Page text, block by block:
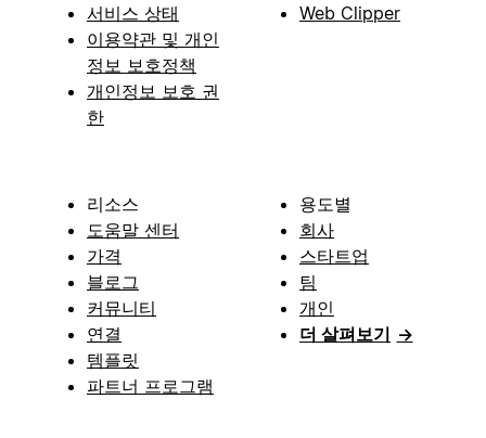
서비스 상태
이용약관 및 개인
정보 보호정책
개인정보 보호 권
한
Web Clipper
리소스
도움말 센터
가격
블로그
커뮤니티
연결
템플릿
파트너 프로그램
용도별
회사
스타트업
팀
개인
더 살펴보기 →